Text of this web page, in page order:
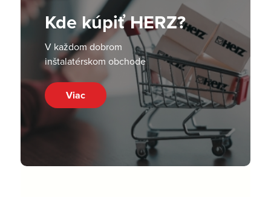
Kde kúpiť HERZ?
V každom dobrom
inštalatérskom obchode
Viac